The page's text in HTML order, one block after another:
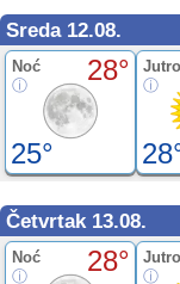
Sreda 12.08.
Noć 28°
25°
Jutro
Četvrtak 13.08.
Noć 28° Jutro